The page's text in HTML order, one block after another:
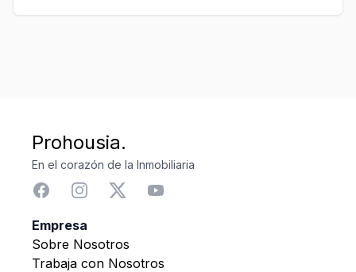
Prohousia.
En el corazón de la Inmobiliaria
Empresa
Sobre Nosotros
Trabaja con Nosotros